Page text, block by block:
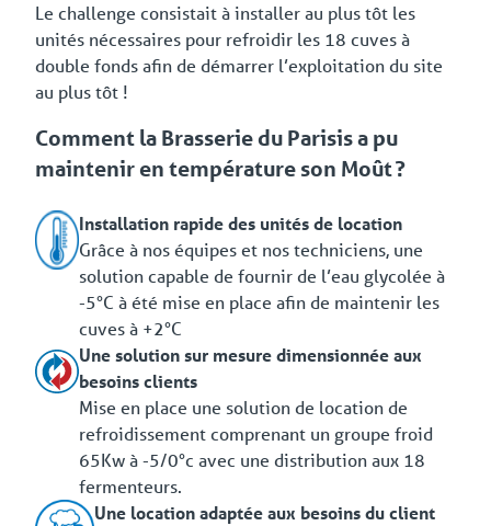
Le challenge consistait à installer au plus tôt les
unités nécessaires pour refroidir les 18 cuves à
double fonds afin de démarrer l’exploitation du site
au plus tôt !
Comment la Brasserie du Parisis a pu
maintenir en température son Moût ?
Installation rapide des unités de location
Grâce à nos équipes et nos techniciens, une
solution capable de fournir de l’eau glycolée à
-5°C à été mise en place afin de maintenir les
cuves à +2°C
Une solution sur mesure dimensionnée aux
besoins clients
Mise en place une solution de location de
refroidissement comprenant un groupe froid
65Kw à -5/0°c avec une distribution aux 18
fermenteurs.
Une location adaptée aux besoins du client